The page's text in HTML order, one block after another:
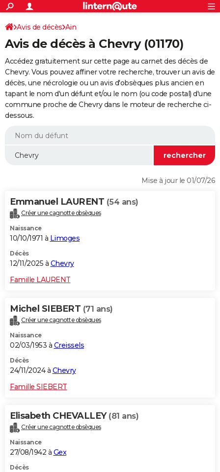
ACTUALITÉS
Politique
Société
Faits Divers
Education
Monde
Villes
+
SPORT
Coupe du monde 2026
Football
Tennis
Cyclisme
Rugby
Forum
Programme TV
TNT
Streaming
Cinéma
Sorties cinéma
Musique
+
FINANCE
Retraite
Epargne
Immobilier
Risques naturels par ville
Assurance
AUTO
Essais
Réserver un essai
Citadines
Berlines
SUV
Forum auto
+
HIGH-TECH
BRICOLAGE
WEEK-END
Alimentation
Guide de la santé
Maladies
Médicaments
Sommeil
VOYAGE
Destinations
City break
Voyage nature
Voyage de noces
Forum
Climat
+PHOTO
GUIDES D'ACHAT
Carte de Noël
Carte Bonne année
Carte Saint-Valentin
Carte Pâques
Carte d'anniversaire
DICTIONNAIRE
Dictionnaire
Biographies
Citations
Expressions
Proverbes
PROGRAMME TV
S'inscrire
Se connecter
Lycées
Collèges
Primaires
Universités
Entreprises
Service militaire
Avis de recherche
AVIS DE DÉCÈS
FORUM
Bricolage
Lifestyle
Culture
Sport
Auto
Television
Voyage
Cinema
Avis de décès Ain
Avis de décès à Chevry (01170)
Accédez gratuitement sur cette page au carnet des décès de
Chevry. Vous pouvez affiner votre recherche, trouver un avis de
décès, une nécrologie ou un avis d'obsèques plus ancien en
tapant le nom d'un défunt et/ou le nom (ou code postal) d'une
commune proche de Chevry dans le moteur de recherche ci-
dessous.
Mise à jour le 01/07/26
Emmanuel LAURENT (54 ans)
Créer une cagnotte obsèques
Naissance
10/10/1971 à Limoges
Décès
12/11/2025 à Chevry
Famille LAURENT
Michel SIEBERT (71 ans)
Créer une cagnotte obsèques
Naissance
02/03/1953 à Creissels
Décès
24/11/2024 à Chevry
Famille SIEBERT
Elisabeth CHEVALLEY (81 ans)
Créer une cagnotte obsèques
Naissance
27/08/1942 à Gex
Décès